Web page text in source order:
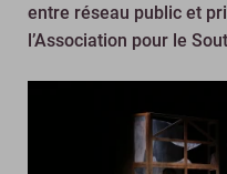
entre réseau public et
l’Association pour le